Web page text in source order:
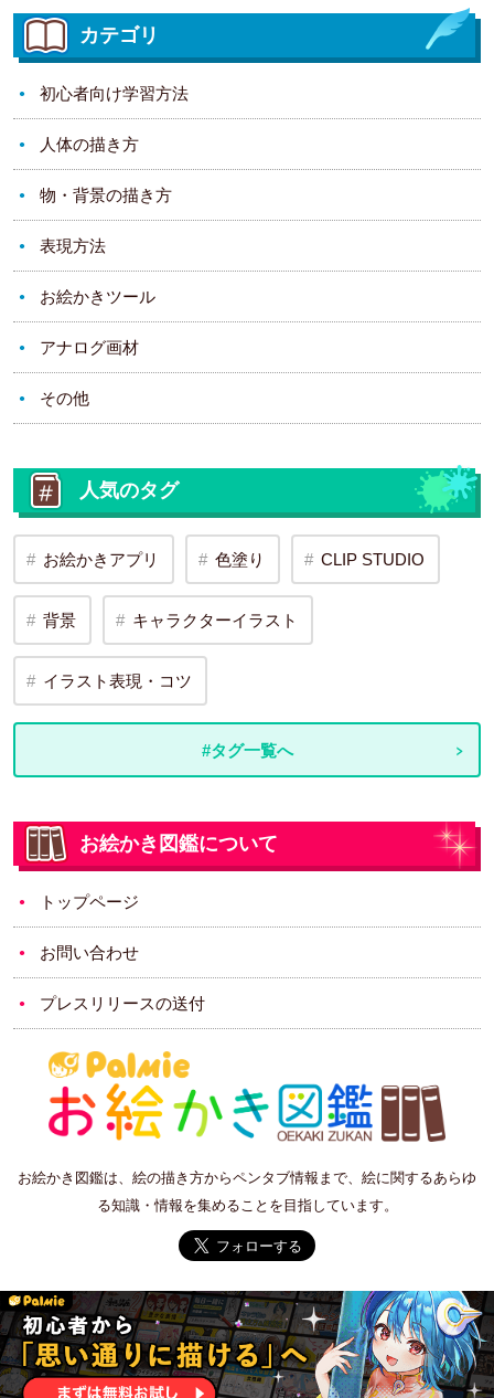
カテゴリ
初心者向け学習方法
人体の描き方
物・背景の描き方
表現方法
お絵かきツール
アナログ画材
その他
人気のタグ
お絵かきアプリ 色塗り CLIP STUDIO
背景 キャラクターイラスト
イラスト表現・コツ
#タグ一覧へ
お絵かき図鑑について
トップページ
お問い合わせ
プレスリリースの送付
お絵かき図鑑は、絵の描き方からペンタブ情報まで、絵に関するあらゆ
る知識・情報を集めることを目指しています。